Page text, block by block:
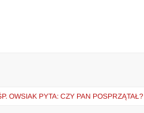
OWSIAK PYTA: CZY PAN POSPRZĄTAŁ?